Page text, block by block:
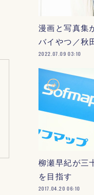
漫画と写真集
バイやつ／秋
2022.07.09 03:10
柳瀬早紀が三
を目指す
2017.04.20 06:10